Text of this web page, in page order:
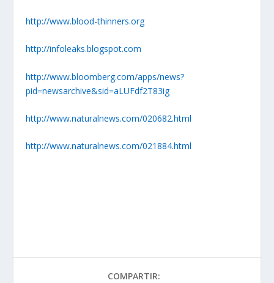
http://www.blood-thinners.org
http://infoleaks.blogspot.com
http://www.bloomberg.com/apps/news?
pid=newsarchive&sid=aLUFdf2T83ig
http://www.naturalnews.com/020682.html
http://www.naturalnews.com/021884.html
COMPARTIR: